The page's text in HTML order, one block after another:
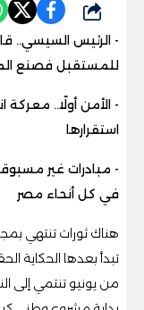
شارك
- الرئيس السيسي..
للمستقبل فصنع
- الأمن أولًا..
استقرارها
- مبادرات غير
في كل أنحاء مصر
هناك ثورات تنتهي
تبدأ بعدها الحكاية
من يونيو تنتمي إلى